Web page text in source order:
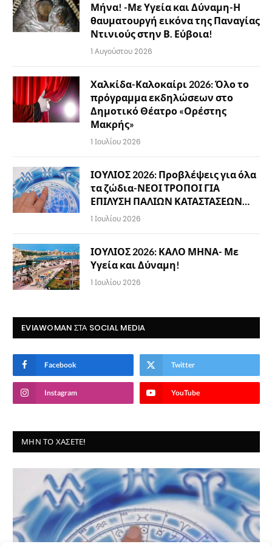
Μήνα! -Με Υγεία και Δύναμη-Η
θαυματουργή εικόνα της Παναγίας
Ντινιούς στην Β. Εύβοια!
1 Αυγούστου 2026
Χαλκίδα-Καλοκαίρι 2026: Όλο το
πρόγραμμα εκδηλώσεων στο
Δημοτικό Θέατρο «Ορέστης
Μακρής»
1 Ιουλίου 2026
ΙΟΥΛΙΟΣ 2026: Προβλέψεις για όλα
τα ζώδια-ΝΕΟΙ ΤΡΟΠΟΙ ΓΙΑ
ΕΠΙΛΥΣΗ ΠΑΛΙΩΝ ΚΑΤΑΣΤΑΣΕΩΝ…
1 Ιουλίου 2026
ΙΟΥΛΙΟΣ 2026: ΚΑΛΟ ΜΗΝΑ- Με
Υγεία και Δύναμη!
1 Ιουλίου 2026
EVIAWOMAN ΣΤΑ SOCIAL MEDIA
Facebook Twitter
Instagram YouTube
ΜΗΝ ΤΟ ΧΆΣΕΤΕ!